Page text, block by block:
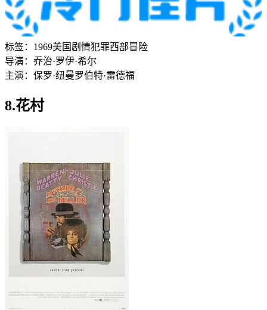
标签： 1969美国 剧情犯罪西部冒险
导演： 乔治·罗伊·希尔
主演： 保罗·纽曼罗伯特·雷德福
8.花村